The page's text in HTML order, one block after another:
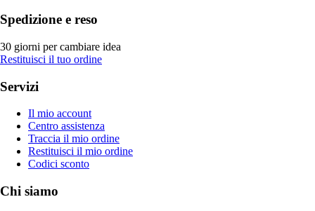
Spedizione e reso
30 giorni per cambiare idea
Restituisci il tuo ordine
Servizi
Il mio account
Centro assistenza
Traccia il mio ordine
Restituisci il mio ordine
Codici sconto
Chi siamo